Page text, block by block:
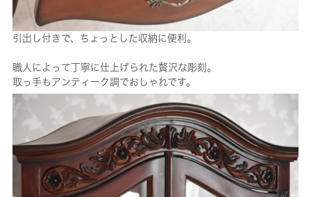
引出し付きで、ちょっとした収納に便利。
職人によって丁寧に仕上げられた贅沢な彫刻。
取っ手もアンティーク調でおしゃれです。